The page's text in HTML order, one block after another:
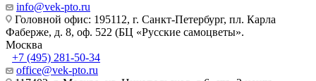
info@vek-pto.ru
Головной офис: 195112, г. Санкт-Петербург, пл. Карла
Фаберже, д. 8, оф. 522 (БЦ «Русские самоцветы».
Москва
+7 (495) 281-50-34
office@vek-pto.ru